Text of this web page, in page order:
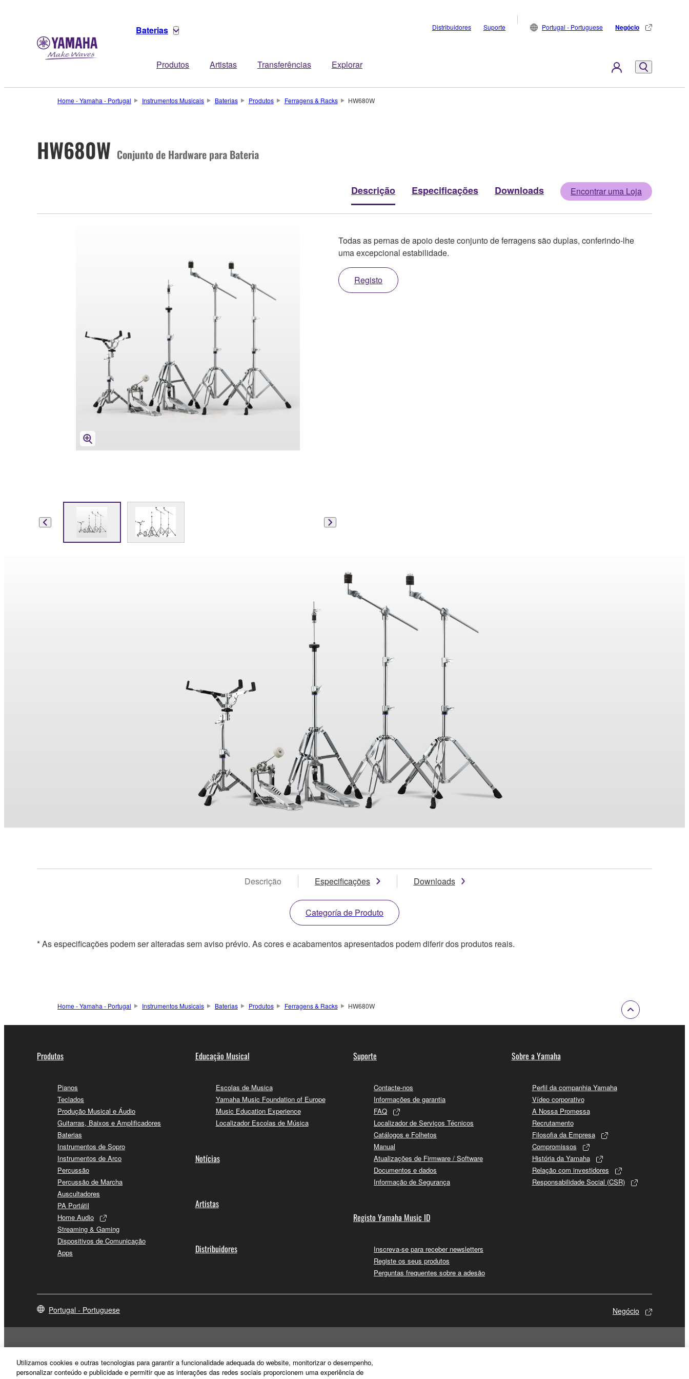
Baterias
Produtos Artistas Transferências Explorar
Distribuidores Suporte Portugal - Portuguese Negócio
Home - Yamaha - Portugal Instrumentos Musicais Baterias Produtos Ferragens & Racks HW680W
HW680W Conjunto de Hardware para Bateria
Descrição Especificações Downloads Encontrar uma Loja
Todas as pernas de apoio deste conjunto de ferragens são duplas, conferindo-lhe
uma excepcional estabilidade.
Registo
Descrição Especificações Downloads
Categoría de Produto
* As especificações podem ser alteradas sem aviso prévio. As cores e acabamentos apresentados podem diferir dos produtos reais.
Home - Yamaha - Portugal Instrumentos Musicais Baterias Produtos Ferragens & Racks HW680W
Produtos
Pianos
Teclados
Produção Musical e Áudio
Guitarras, Baixos e Amplificadores
Baterias
Instrumentos de Sopro
Instrumentos de Arco
Percussão
Percussão de Marcha
Auscultadores
PA Portátil
Home Audio
Streaming & Gaming
Dispositivos de Comunicação
Apps
Educação Musical
Escolas de Musica
Yamaha Music Foundation of Europe
Music Education Experience
Localizador Escolas de Música
Notícias
Artistas
Distribuidores
Suporte
Contacte-nos
Informações de garantia
FAQ
Localizador de Serviços Técnicos
Catálogos e Folhetos
Manual
Atualizações de Firmware / Software
Documentos e dados
Informação de Segurança
Registo Yamaha Music ID
Inscreva-se para receber newsletters
Registe os seus produtos
Perguntas frequentes sobre a adesão
Sobre a Yamaha
Perfil da companhia Yamaha
Vídeo corporativo
A Nossa Promessa
Recrutamento
Filosofia da Empresa
Compromissos
História da Yamaha
Relação com investidores
Responsabilidade Social (CSR)
Portugal - Portuguese Negócio
Utilizamos cookies e outras tecnologias para garantir a funcionalidade adequada do website, monitorizar o desempenho,
personalizar conteúdo e publicidade e permitir que as interações das redes sociais proporcionem uma experiência de